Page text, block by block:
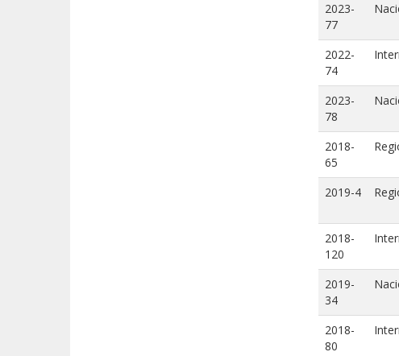
2023-
77
2022-
74
2023-
78
2018-
65
2019-4
2018-
120
2019-
34
2018-
80